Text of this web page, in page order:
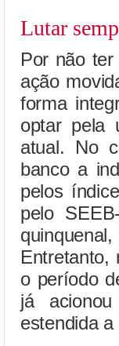
Lutar
Por não
ação
forma
optar pela
atual. No
banco a
pelos
pelo
Entretanto,
o período
já
estendida a